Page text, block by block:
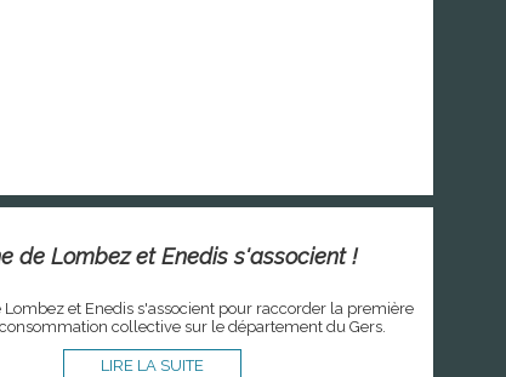
de Lombez et Enedis s'associent !
et Enedis s'associent pour raccorder la première
collective sur le département du Gers.
LIRE LA SUITE